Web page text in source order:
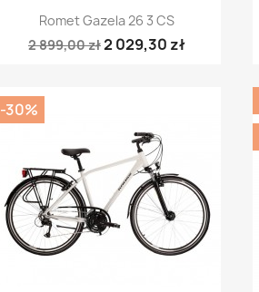
Szybki podgląd
Romet Gazela 26 3 CS
2 899,00 zł2 029,30 zł
-30%